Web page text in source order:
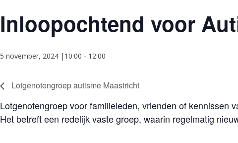
Inloopochtend voor
5 november, 2024 |10:00 - 12:00
Lotgenotengroep autisme Maastricht
Lotgenotengroep voor familieleden, vrienden of kennissen
Het betreft een redelijk vaste groep, waarin regelmatig